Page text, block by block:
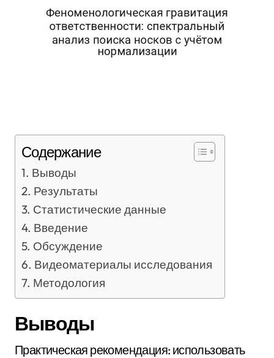
Содержание
Выводы
Результаты
Статистические данные
Введение
Обсуждение
Видеоматериалы исследования
Методология
Выводы
Практическая рекомендация: использовать